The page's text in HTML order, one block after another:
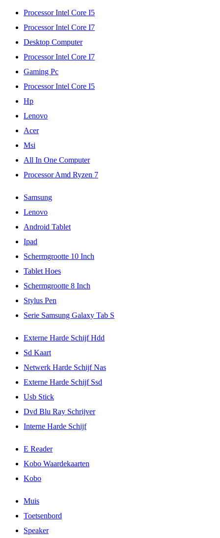
Processor Intel Core I5
Processor Intel Core I7
Desktop Computer
Processor Intel Core I7
Gaming Pc
Processor Intel Core I5
Hp
Lenovo
Acer
Msi
All In One Computer
Processor Amd Ryzen 7
Samsung
Lenovo
Android Tablet
Ipad
Schermgrootte 10 Inch
Tablet Hoes
Schermgrootte 8 Inch
Stylus Pen
Serie Samsung Galaxy Tab S
Externe Harde Schijf Hdd
Sd Kaart
Netwerk Harde Schijf Nas
Externe Harde Schijf Ssd
Usb Stick
Dvd Blu Ray Schrijver
Interne Harde Schijf
E Reader
Kobo Waardekaarten
Kobo
Muis
Toetsenbord
Speaker